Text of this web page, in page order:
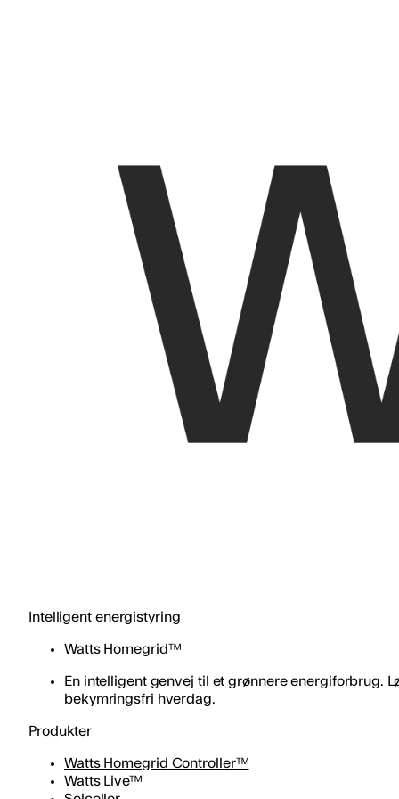
Intelligent energistyring
Watts Homegrid™
En intelligent genvej til et grønnere energiforbrug.
bekymringsfri hverdag.
Produkter
Watts Homegrid Controller™
Watts Live™
Ved at trykke tilmeld, giver jeg samtykke til, at Watts
og LinkedIn. Markedsføringen kan indeholde nyheder
ikke er noget for dig, kan du altid afmelde dig igen via
oplysninger til andre.
Jeg har læst og accepteret